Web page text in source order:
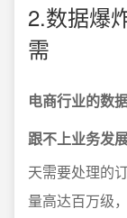
2.数据爆
需
电商行业的数
跟不上业务发
天需要处理的
量高达百万级